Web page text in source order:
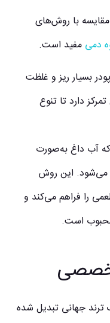
با روش‌های
دمی مفید است.
بسیار ریز و غلظت
دارد تا تنوع
آب داغ به‌صورت
می‌شود. این روش
را فراهم می‌کند و
است.
جهانی تبدیل شده